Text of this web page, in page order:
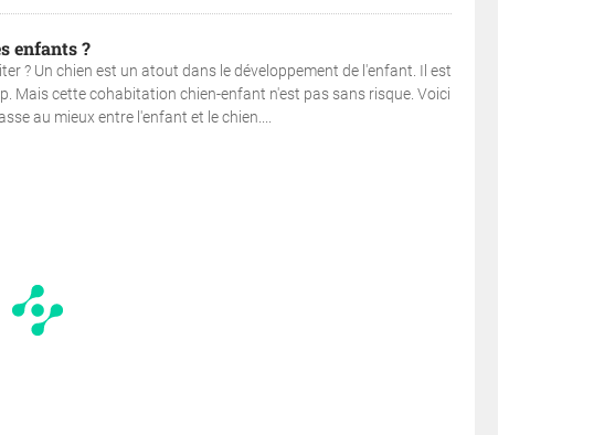
enfants ?
? Un chien est un atout dans le développement de l'enfant. Il est
Mais cette cohabitation chien-enfant n'est pas sans risque. Voici
au mieux entre l'enfant et le chien....